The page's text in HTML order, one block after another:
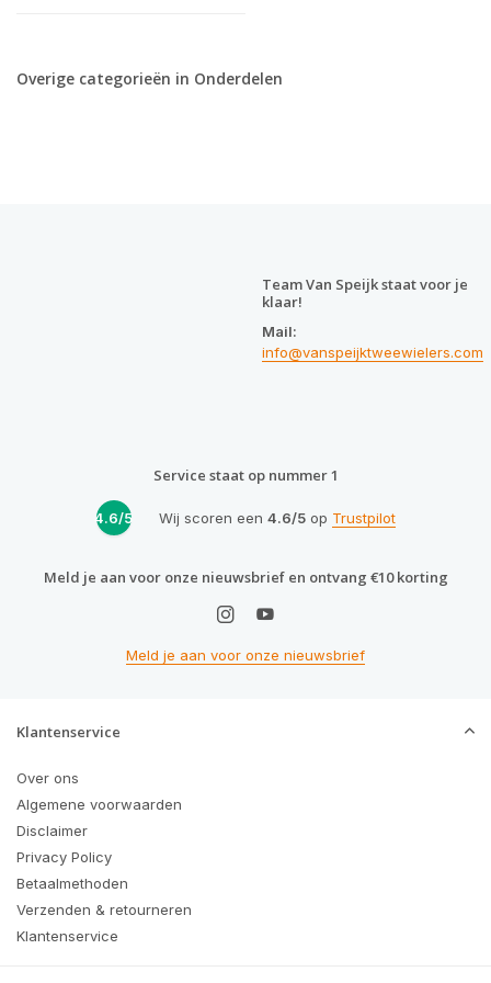
Overige categorieën in Onderdelen
Team Van Speijk staat voor je
klaar!
Mail:
info@vanspeijktweewielers.com
Service staat op nummer 1
4.6/5 Wij scoren een 4.6/5op Trustpilot
Meld je aan voor onze nieuwsbrief en ontvang €10 korting
Meld je aan voor onze nieuwsbrief
Klantenservice
Over ons
Algemene voorwaarden
Disclaimer
Privacy Policy
Betaalmethoden
Verzenden & retourneren
Klantenservice